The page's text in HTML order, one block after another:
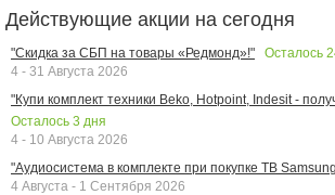
Действующие акции на сегодня
"Скидка за СБП на товары «Редмонд»!" Осталось
4 - 31 Августа 2026
"Купи комплект техники Beko, Hotpoint, Indesit -
Осталось 3 дня
4 - 10 Августа 2026
"Аудиосистема в комплекте при покупке ТВ
4 Августа - 1 Сентября 2026